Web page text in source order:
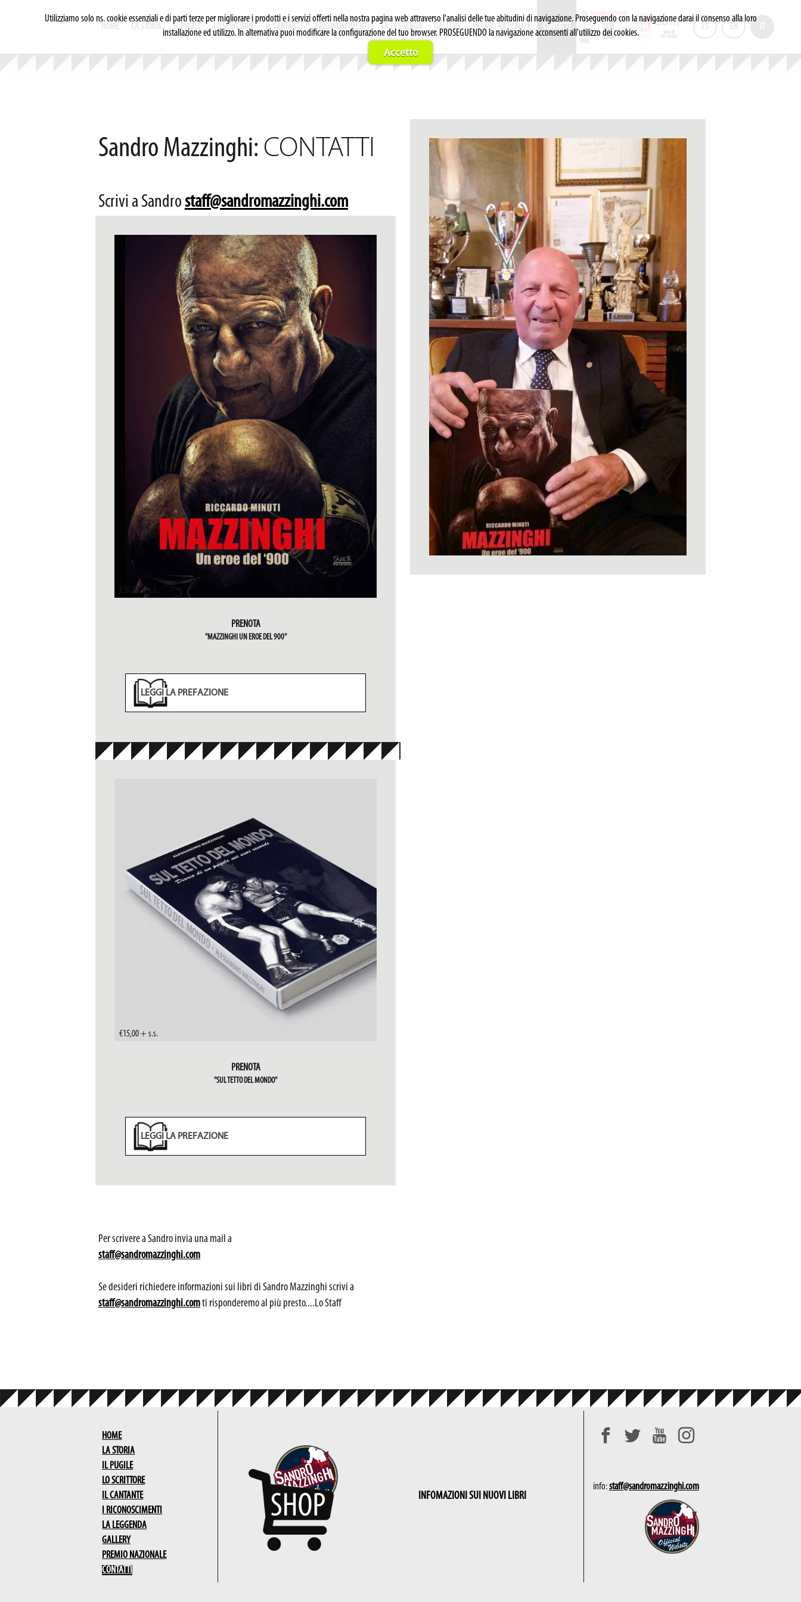
IL PUGILE LO SCRITTORE IL CANTANTE I RICONOSCIMENTI LA LEGGENDA GALLERY PREMIO NAZIONALE CONTATTI
Sandro Mazzinghi: CONTATTI
Scrivi a Sandrostaff@sandromazzinghi.com
€20,00 + s.s.
PRENOTA
"MAZZINGHI UN EROE DEL 900"
LEGGI LA PREFAZIONE
€15,00 + s.s.
PRENOTA
"SUL TETTO DEL MONDO"
LEGGI LA PREFAZIONE
Per scrivere a Sandro invia una mail a
staff@sandromazzinghi.com
Se desideri richiedere informazioni sui libri di Sandro Mazzinghi scrivi a
staff@sandromazzinghi.comti risponderemo al più presto....Lo Staff
HOME
LA STORIA
IL PUGILE
LO SCRITTORE
IL CANTANTE
I RICONOSCIMENTI
LA LEGGENDA
GALLERY
PREMIO NAZIONALE
CONTATTI
INFOMAZIONI SUI NUOVI LIBRI
info:staff@sandromazzinghi.com
Utilizziamo solo ns. cookie essenziali e di parti terze per migliorare i prodotti e i servizi offerti nella nostra pagina web attraverso l'analisi delle tue abitudini di navigazione. Proseguendo con la navigazione darai il consenso alla loro
installazione ed utilizzo. In alternativa puoi modificare la configurazione del tuo browser. PROSEGUENDO la navigazione acconsenti all'utilizzo dei cookies.
Accetto